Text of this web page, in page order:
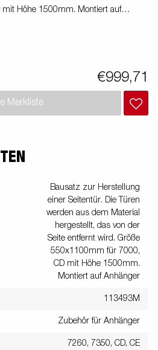
Höhe 1500mm. Montiert auf
€999,71
Merkliste
Bausatz zur Herstellung
einer Seitentür. Die Türen
werden aus dem Material
hergestellt, das von der
Seite entfernt wird. Größe
550x1100mm für 7000,
CD mit Höhe 1500mm.
Montiert auf Anhänger
113493M
Zubehör für Anhänger
7260, 7350, CD, CE